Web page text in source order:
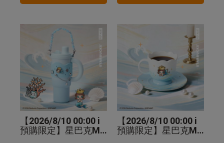
【2026/8/10 00:00 i
預購限定】星巴克MO
【2026/8/10 00:00 i
預購限定】星巴克MO